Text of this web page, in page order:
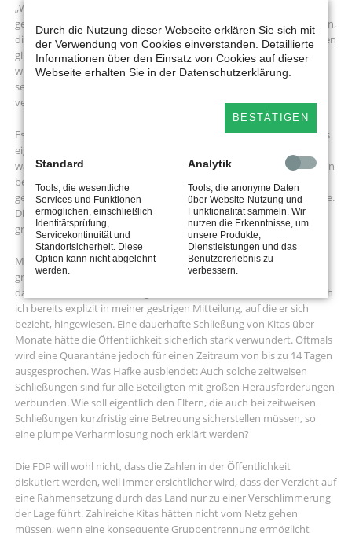
„Wir sind mitten in der zweiten Welle der Pandemie. Das bringt
gerade unfassbar viele Herausforderungen für die Kita-Beschäftigten,
die Eltern und die Kinder, die es für politisch Verantwortliche zu lösen
gilt. Der familienpolitische Sprecher der regierungstragenden FDP
wird dieser Verantwortung nicht gerecht, wenn er wie heute in
seinen Pressemitteilungen Nebelkerzen verbreitet, Probleme
verharmlost und die Realität ausblendet.
Es spricht doch Bände, wenn die FDP sich nicht traut, die Zahlen des
eigenen Ministers in den Mund zu nehmen. Noch vor Monatsende
waren im November 1.613 Kitas von corona-bedingten Schließungen
betroffen. Das ist mehr als jede siebte Kita in NRW. 665 waren ganz
geschlossen, in 948 waren ein oder mehrere Gruppen in Quarantäne.
Diese Zahlen sind ohne Interpretationsspielraum nun einmal ein
großes Problem.
Marcel Hafke glaubt aber in seiner aktuellen Pressemitteilung einer
großen Aufdeckung auf der Spur zu sein, indem er darauf hinweist,
dass die Kitas nur zeitweise geschlossen sind. Darauf habe aber auch
ich bereits explizit in meiner gestrigen Mitteilung, auf die er sich
bezieht, hingewiesen. Eine dauerhafte Schließung von Kitas über
Monate hätte die Öffentlichkeit sicherlich stark verwundert. Oftmals
wird eine Quarantäne jedoch für einen Zeitraum von bis zu 14 Tagen
ausgesprochen. Was Hafke ausblendet: Auch solche zeitweisen
Schließungen sind für alle Beteiligten mit großen Herausforderungen
verbunden. Wie soll eigentlich den Eltern, die auch bei zeitweisen
Schließungen kurzfristig eine Betreuung sicherstellen müssen, so
eine plumpe Verharmlosung noch erklärt werden?
Die FDP will wohl nicht, dass die Zahlen in der Öffentlichkeit
diskutiert werden, weil immer ersichtlicher wird, dass der Verzicht auf
eine Rahmensetzung durch das Land nur zu einer Verschlimmerung
der Lage führt. Zahlreiche Kitas hätten nicht vom Netz gehen
müssen, wenn eine konsequente Gruppentrennung ermöglicht
Durch die Nutzung dieser Webseite erklären Sie sich mit
der Verwendung von Cookies einverstanden. Detaillierte
Informationen über den Einsatz von Cookies auf dieser
Webseite erhalten Sie in der Datenschutzerklärung.
BESTÄTIGEN
Standard
Tools, die wesentliche
Services und Funktionen
ermöglichen, einschließlich
Identitätsprüfung,
Servicekontinuität und
Standortsicherheit. Diese
Option kann nicht abgelehnt
werden.
Analytik
Tools, die anonyme Daten
über Website-Nutzung und -
Funktionalität sammeln. Wir
nutzen die Erkenntnisse, um
unsere Produkte,
Dienstleistungen und das
Benutzererlebnis zu
verbessern.